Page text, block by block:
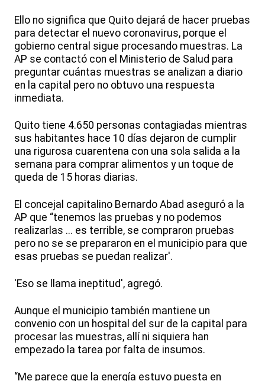
Ello no significa que Quito dejará de hacer pruebas
para detectar el nuevo coronavirus, porque el
gobierno central sigue procesando muestras. La
AP se contactó con el Ministerio de Salud para
preguntar cuántas muestras se analizan a diario
en la capital pero no obtuvo una respuesta
inmediata.
Quito tiene 4.650 personas contagiadas mientras
sus habitantes hace 10 días dejaron de cumplir
una rigurosa cuarentena con una sola salida a la
semana para comprar alimentos y un toque de
queda de 15 horas diarias.
El concejal capitalino Bernardo Abad aseguró a la
AP que “tenemos las pruebas y no podemos
realizarlas ... es terrible, se compraron pruebas
pero no se se prepararon en el municipio para que
esas pruebas se puedan realizar'.
'Eso se llama ineptitud', agregó.
Aunque el municipio también mantiene un
convenio con un hospital del sur de la capital para
procesar las muestras, allí ni siquiera han
empezado la tarea por falta de insumos.
“Me parece que la energía estuvo puesta en